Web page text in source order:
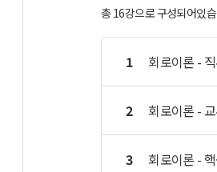
총 16강으로 구성되어있
1 회로이론 -
2 회로이론 -
3 회로이론 -